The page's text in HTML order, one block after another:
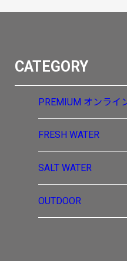
CATEGORY
PREMIUM オンライ
FRESH WATER
SALT WATER
OUTDOOR